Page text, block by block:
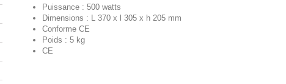
Puissance : 500 watts
Dimensions : L 370 x l 305 x h 205 mm
Conforme CE
Poids : 5 kg
CE